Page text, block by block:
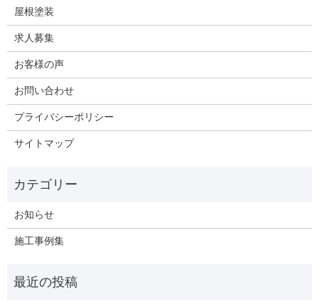
屋根塗装
求人募集
お客様の声
お問い合わせ
プライバシーポリシー
サイトマップ
お知らせ
施工事例集